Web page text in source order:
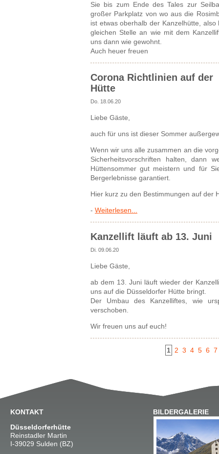
Sie bis zum Ende des Tales zur
großer Parkplatz von wo aus die
ist etwas oberhalb der Kanzelhütte,
gleichen Stelle an wie mit dem
uns dann wie gewohnt.
Auch heuer freuen
Corona Richtlinien auf der
Hütte
Do. 18.06.20
Liebe Gäste,
auch für uns ist dieser Sommer
Wenn wir uns alle zusammen an die
Sicherheitsvorschriften halten, dann
Hüttensommer gut meistern und für
Bergerlebnisse garantiert.
Hier kurz zu den Bestimmungen auf der
- Weiterlesen...
Kanzellift läuft ab 13. Juni
Di. 09.06.20
Liebe Gäste,
ab dem 13. Juni läuft wieder der
uns auf die Düsseldorfer Hütte bringt.
Der Umbau des Kanzelliftes, wie
verschoben.
Wir freuen uns auf euch!
1 2 3 4 5 6 7
KONTAKT
Düsseldorferhütte
Reinstadler Martin
I-39029 Sulden (BZ)
BILDERGALERIE